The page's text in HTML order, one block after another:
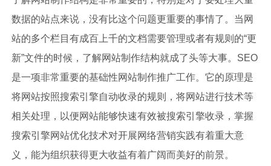
数据的站点来说，没有比这个问题更重要的事情了。当网
站的多个栏目有成百上千的文档需要管理或者有规则的“更
新”文件的时候，了解网站制作结构就成了头等大事。SEO
是一项非常重要的基础性网站制作推广工作。它的原理是
将网站按照搜索引擎自动收录的规则，将网站进行技术等
相关处理，以便网站能够快速有效被搜索引擎收录，掌握
搜索引擎网站优化技术对开展网络营销实践有着重大意
义，能为组织获得更大收益有着广阔而美好的前景。